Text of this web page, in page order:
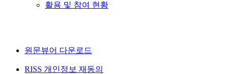
활용 및 참여 현황
원문뷰어 다운로드
RISS 개인정보 재동의